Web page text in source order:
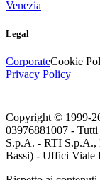
Venezia
Legal
CorporateCookie
Privacy Policy
Copyright © 1999-
03976881007 -
S.p.A. - RTI S.p.A.,
Bassi) - Uffici Viale